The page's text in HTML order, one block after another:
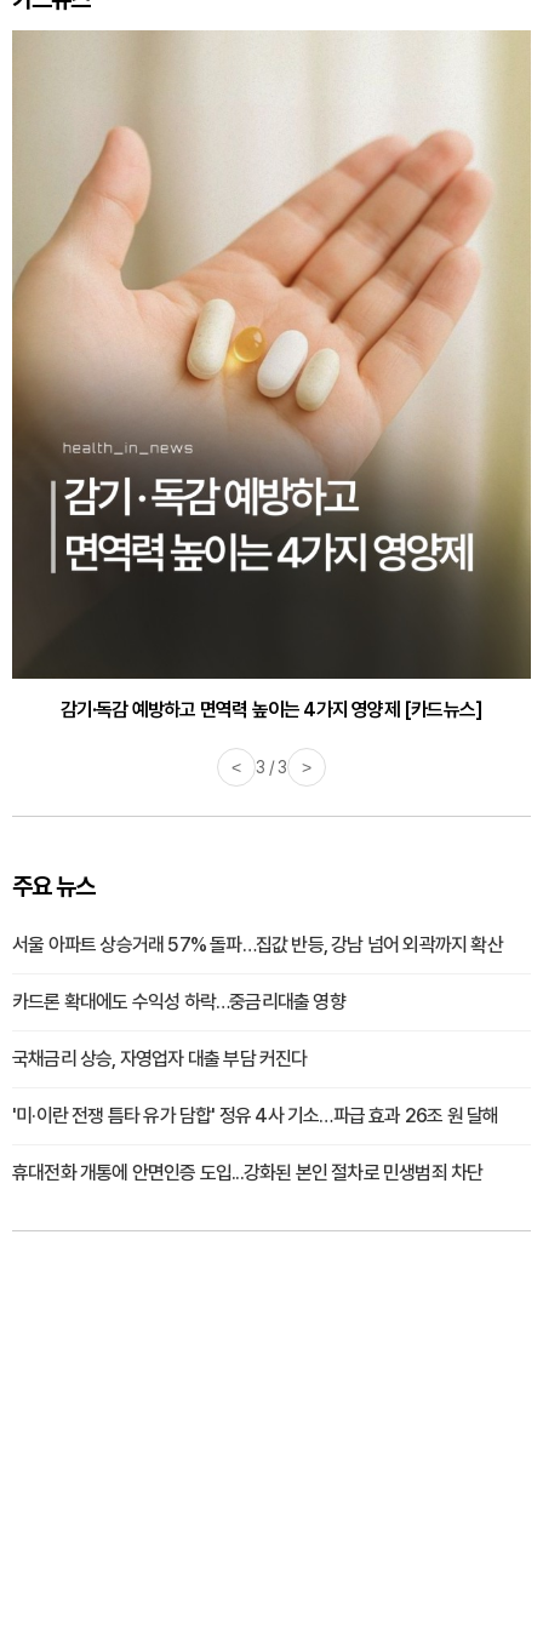
감기·독감 예방하고 면역력 높이는 4가지 영양제 [카드뉴스]
< 3 / 3 >
주요 뉴스
서울 아파트 상승거래 57% 돌파…집값 반등, 강남 넘어 외곽까지 확산
카드론 확대에도 수익성 하락…중금리대출 영향
국채금리 상승, 자영업자 대출 부담 커진다
'미·이란 전쟁 틈타 유가 담합' 정유 4사 기소…파급 효과 26조 원 달해
휴대전화 개통에 안면인증 도입...강화된 본인 절차로 민생범죄 차단